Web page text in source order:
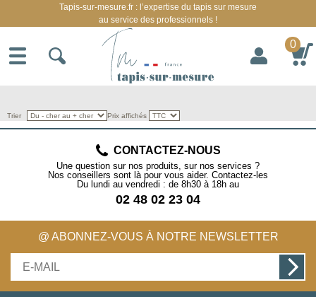
Trier Prix affichés
CONTACTEZ-NOUS
Une question sur nos produits, sur nos services ?
Nos conseillers sont là pour vous aider. Contactez-les
Du lundi au vendredi : de 8h30 à 18h au
02 48 02 23 04
@ ABONNEZ-VOUS À NOTRE NEWSLETTER
Tapis-sur-mesure.fr : l’expertise du tapis sur mesure
au service des professionnels !
0